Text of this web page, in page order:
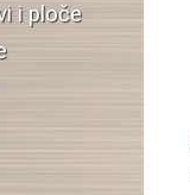
i ploče